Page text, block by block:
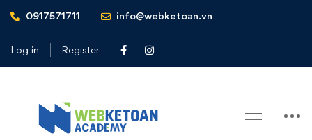
0917571711 info@webketoan.vn
Log in Register
Home
Tin tức - Sự kiện
Trị Rủi Ro: Vượt Chướng Ngại - Hướng Tương Lai”